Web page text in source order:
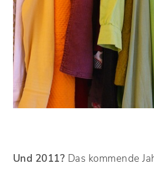
Und 2011? Das kommende